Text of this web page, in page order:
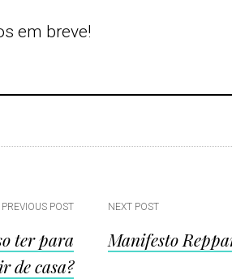
em breve!
PREVIOUS POST
ter para
de casa?
NEXT POST
Manifesto